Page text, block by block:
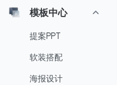
模板中心
提案PPT
软装搭配
海报设计